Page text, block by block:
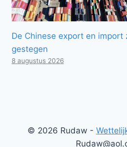
De Chinese export en import
gestegen
8 augustus 2026
© 2026 Rudaw -